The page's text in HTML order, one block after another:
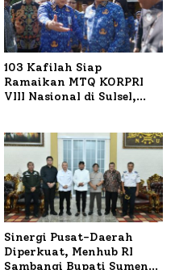
103 Kafilah Siap
Ramaikan MTQ KORPRI
VIII Nasional di Sulsel,
Sinergi Pusat-Daerah
Diperkuat, Menhub RI
Sambangi Bupati Sumenep